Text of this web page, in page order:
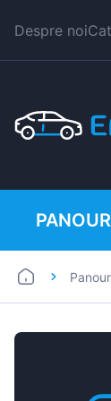
Despre noi